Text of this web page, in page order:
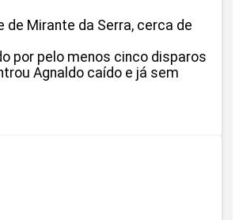
Mirante da Serra, cerca de
por pelo menos cinco disparos
Agnaldo caído e já sem